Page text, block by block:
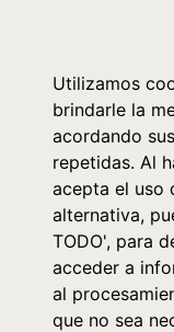
Utilizamos
brindarle la
acordando
repetidas. Al
acepta el uso
alternativa,
TODO', para
acceder a
al
que no sea